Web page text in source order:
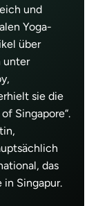
und
Yoga-
über
unter
sie die
Singapore“.
das
Singapur.